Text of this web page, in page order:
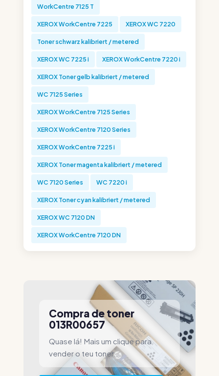
WorkCentre 7125 T
XEROX WorkCentre 7225 XEROX WC 7220
Toner schwarz kalibriert / metered
XEROX WC 7225 i XEROX WorkCentre 7220 i
XEROX Toner gelb kalibriert / metered
WC 7125 Series
XEROX WorkCentre 7125 Series
XEROX WorkCentre 7120 Series
XEROX WorkCentre 7225 i
XEROX Toner magenta kalibriert / metered
WC 7120 Series WC 7220 i
XEROX Toner cyan kalibriert / metered
XEROX WC 7120 DN
XEROX WorkCentre 7120 DN
Compra de toner
013R00657
Quase lá! Mais um clique para
vender o teu toner.